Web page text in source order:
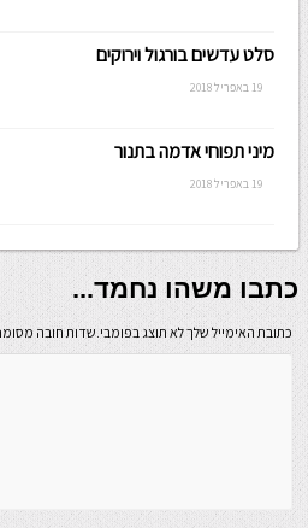
סלט עדשים בורגול וירוקים
19 באפריל 2018
מיני תפוחי אדמה בתנור
19 באפריל 2018
כתבו משהו נחמד...
כתובת האימייל שלך לא תוצג בפומבי.שדות חובה